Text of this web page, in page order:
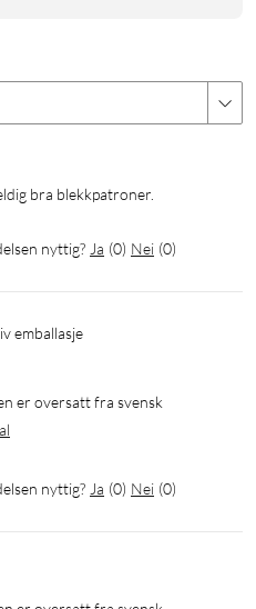
bra blekkpatroner.
nyttig? Ja (0) Nei (0)
emballasje
er oversatt fra svensk
nyttig? Ja (0) Nei (0)